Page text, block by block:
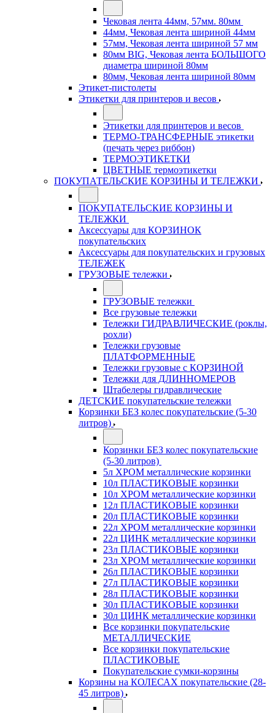
Чековая лента 44мм, 57мм. 80мм
44мм, Чековая лента шириной 44мм
57мм, Чековая лента шириной 57 мм
80мм BIG, Чековая лента БОЛЬШОГО
диаметра шириной 80мм
80мм, Чековая лента шириной 80мм
Этикет-пистолеты
Этикетки для принтеров и весов
Этикетки для принтеров и весов
ТЕРМО-ТРАНСФЕРНЫЕ этикетки
(печать через риббон)
ТЕРМОЭТИКЕТКИ
ЦВЕТНЫЕ термоэтикетки
ПОКУПАТЕЛЬСКИЕ КОРЗИНЫ И ТЕЛЕЖКИ
ПОКУПАТЕЛЬСКИЕ КОРЗИНЫ И
ТЕЛЕЖКИ
Аксессуары для КОРЗИНОК
покупательских
Аксессуары для покупательских и грузовых
ТЕЛЕЖЕК
ГРУЗОВЫЕ тележки
ГРУЗОВЫЕ тележки
Все грузовые тележки
Тележки ГИДРАВЛИЧЕСКИЕ (роклы,
рохли)
Тележки грузовые
ПЛАТФОРМЕННЫЕ
Тележки грузовые с КОРЗИНОЙ
Тележки для ДЛИННОМЕРОВ
Штабелеры гидравлические
ДЕТСКИЕ покупательские тележки
Корзинки БЕЗ колес покупательские (5-30
литров)
Корзинки БЕЗ колес покупательские
(5-30 литров)
5л ХРОМ металлические корзинки
10л ПЛАСТИКОВЫЕ корзинки
10л ХРОМ металлические корзинки
12л ПЛАСТИКОВЫЕ корзинки
20л ПЛАСТИКОВЫЕ корзинки
22л ХРОМ металлические корзинки
22л ЦИНК металлические корзинки
23л ПЛАСТИКОВЫЕ корзинки
23л ХРОМ металлические корзинки
26л ПЛАСТИКОВЫЕ корзинки
27л ПЛАСТИКОВЫЕ корзинки
28л ПЛАСТИКОВЫЕ корзинки
30л ПЛАСТИКОВЫЕ корзинки
30л ЦИНК металлические корзинки
Все корзинки покупательские
МЕТАЛЛИЧЕСКИЕ
Все корзинки покупательские
ПЛАСТИКОВЫЕ
Покупательские сумки-корзины
Корзины на КОЛЕСАХ покупательские (28-
45 литров)